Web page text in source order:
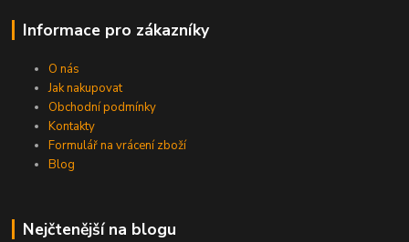
Informace pro zákazníky
O nás
Jak nakupovat
Obchodní podmínky
Kontakty
Formulář na vrácení zboží
Blog
Nejčtenější na blogu